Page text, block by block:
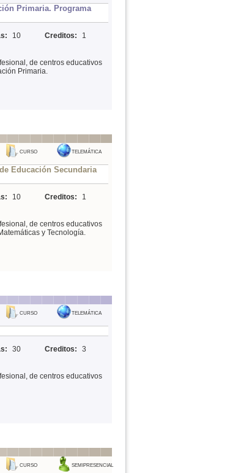
Primaria. Programa
10 Creditos:
1
de centros educativos
Primaria.
TELEMÁTICA
CURSO
Educación Secundaria
10 Creditos:
1
de centros educativos
y Tecnología.
TELEMÁTICA
CURSO
30 Creditos:
3
de centros educativos
SEMIPRESENCIAL
CURSO